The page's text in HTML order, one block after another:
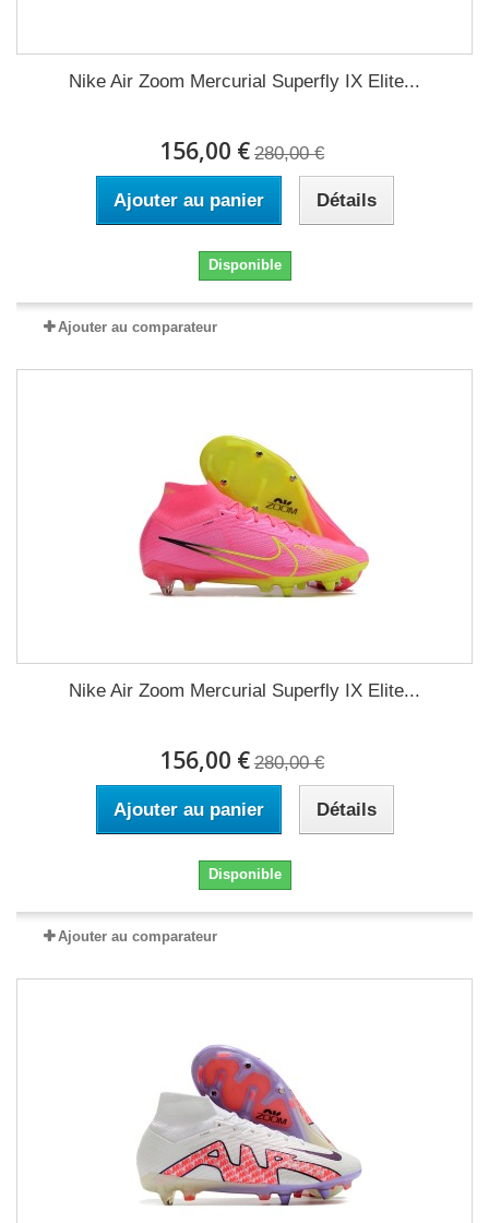
Nike Air Zoom Mercurial Superfly IX Elite...
156,00 € 280,00 €
Ajouter au panier Détails
Disponible
Ajouter au comparateur
Nike Air Zoom Mercurial Superfly IX Elite...
156,00 € 280,00 €
Ajouter au panier Détails
Disponible
Ajouter au comparateur